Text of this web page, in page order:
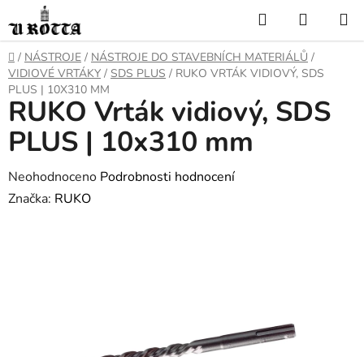
na
obsah
Hledat
KOŠÍK
DOMŮ
/ NÁSTROJE / NÁSTROJE DO STAVEBNÍCH MATERIÁLŮ /
VIDIOVÉ VRTÁKY / SDS PLUS / RUKO VRTÁK VIDIOVÝ, SDS
PLUS | 10X310 MM
RUKO Vrták vidiový, SDS
PLUS | 10x310 mm
Průměrné
hodnocení
Neohodnoceno Podrobnosti hodnocení
Značka: RUKO